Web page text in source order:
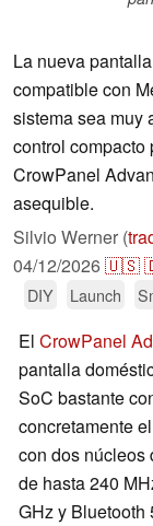
La nueva
compatible con
sistema sea muy
control compacto
CrowPanel
asequible.
Silvio Werner (
04/12/2026🇺🇸
DIY Launch
El CrowPanel
pantalla
SoC bastante
concretamente
con dos núcleos
de hasta 240
GHz y Bluetooth